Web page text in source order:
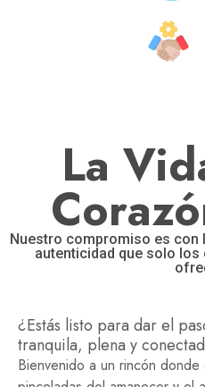
La
Nuestro compromiso es con
autenticidad que solo
¿Estás listo para dar el
tranquila, plena y
Bienvenido a un rincón